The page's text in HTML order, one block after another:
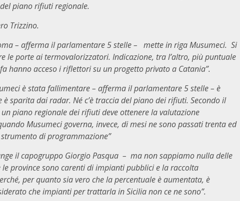
piano rifiuti regionale.
Trizzino.
– afferma il parlamentare 5 stelle – mette in riga Musumeci. Si
le porte ai termovalorizzatori. Indicazione, tra l’altro, più puntuale
hanno acceso i riflettori su un progetto privato a Catania”.
è stata fallimentare – afferma il parlamentare 5 stelle – è
sparita dai radar. Né c’è traccia del piano dei rifiuti. Secondo il
piano regionale dei rifiuti deve ottenere la valutazione
Musumeci governa, invece, di mesi ne sono passati trenta ed
di programmazione”
il capogruppo Giorgio Pasqua – ma non sappiamo nulla delle
province sono carenti di impianti pubblici e la raccolta
per quanto sia vero che la percentuale è aumentata, è
che impianti per trattarla in Sicilia non ce ne sono”.